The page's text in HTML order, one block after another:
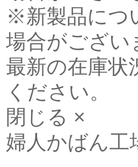
※新製品につ
場合がござい
最新の在庫状
ください。
閉じる ×
婦人かばん工